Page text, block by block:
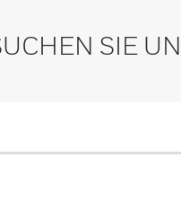
SIE